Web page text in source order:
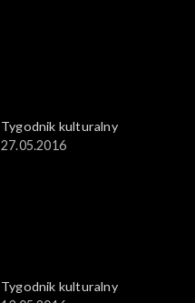
Tygodnik kulturalny
27.05.2016
Tygodnik kulturalny